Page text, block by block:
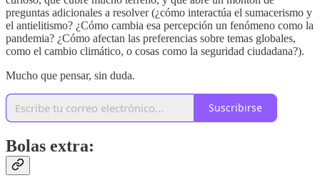
preguntas adicionales a resolver (¿cómo interactúa el sumacerismo y
el antielitismo? ¿Cómo cambia esa percepción un fenómeno como la
pandemia? ¿Cómo afectan las preferencias sobre temas globales,
como el cambio climático, o cosas como la seguridad ciudadana?).
Mucho que pensar, sin duda.
Suscribirse
Bolas extra: